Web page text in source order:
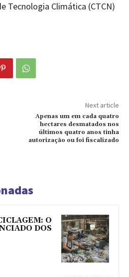
Tecnologia Climática (CTCN)
Next article
Apenas um em cada quatro
hectares desmatados nos
últimos quatro anos tinha
autorização ou foi fiscalizado
O
DOS